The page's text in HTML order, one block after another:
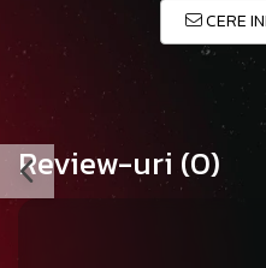
CERE
Review-uri (0)